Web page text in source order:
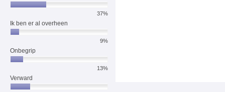
37%
Ik ben er al overheen
9%
Onbegrip
13%
Verward